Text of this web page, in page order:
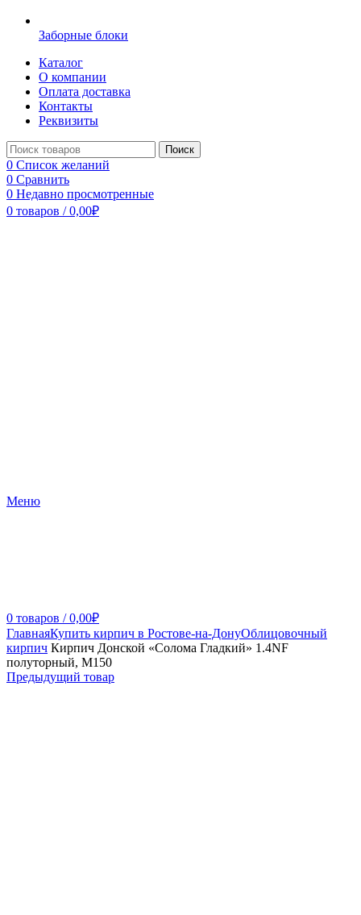
Заборные блоки
Каталог
О компании
Оплата доставка
Контакты
Реквизиты
Поиск
0 Список желаний
0 Сравнить
0 Недавно просмотренные
0 товаров / 0,00₽
Меню
0 товаров / 0,00₽
ГлавнаяКупить кирпич в Ростове-на-ДонуОблицовочный
кирпич Кирпич Донской «Солома Гладкий» 1.4NF
полуторный, М150
Предыдущий товар